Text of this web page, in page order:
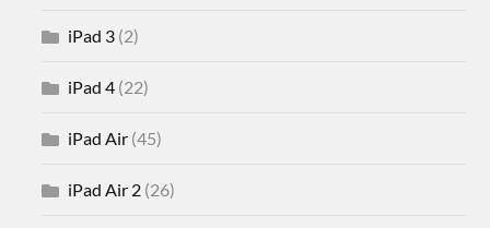
iPad 3 (2)
iPad 4 (22)
iPad Air (45)
iPad Air 2 (26)